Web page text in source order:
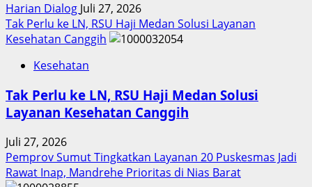
Harian Dialog Juli 27, 2026
Tak Perlu ke LN, RSU Haji Medan Solusi Layanan
Kesehatan Canggih
Kesehatan
Tak Perlu ke LN, RSU Haji Medan Solusi
Layanan Kesehatan Canggih
Juli 27, 2026
Pemprov Sumut Tingkatkan Layanan 20 Puskesmas Jadi
Rawat Inap, Mandrehe Prioritas di Nias Barat